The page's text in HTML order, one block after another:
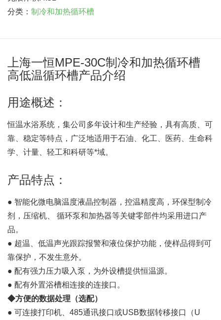
分类： 制冷和加热循环槽
上海一恒MPE-30C制冷和加热循环槽
高低温循环槽产品介绍
用途概述：
恒温水浴系统，集公司多年设计和生产经验，具有高质、可
靠、稳定等特点，广泛地适用于石油、化工、医药、生命科
学、计量、轻工和科研等*域。
产品特点：
● 智能化微电脑温度液晶控制器，控温精度高，环保型制冷
剂，压缩机、 循环泵和加热器等关键零部件均采用进口产
品。
● 超温、低温声光跟踪报警和液位保护功能，使样品得到可
靠保护，不发生意外。
● 配有强力压力吸入泵，为外设槽提供恒温源。
● 配有外置浴槽相连接的连接口。
◆方便的数据处理（选配）
● 可连接打印机、485通讯接口或USB数据转移接口（U